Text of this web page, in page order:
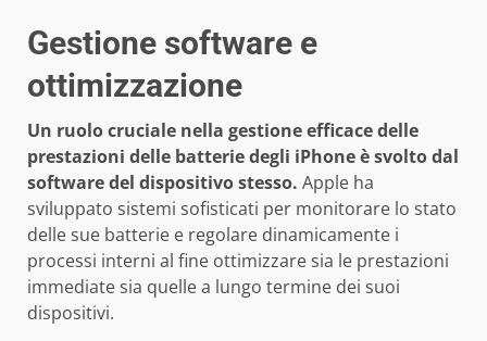
Gestione software e
ottimizzazione
Un ruolo cruciale nella gestione efficace delle
prestazioni delle batterie degli iPhone è svolto dal
software del dispositivo stesso. Apple ha
sviluppato sistemi sofisticati per monitorare lo stato
delle sue batterie e regolare dinamicamente i
processi interni al fine ottimizzare sia le prestazioni
immediate sia quelle a lungo termine dei suoi
dispositivi.